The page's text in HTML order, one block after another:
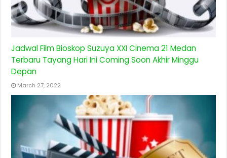
Jadwal Film Bioskop Suzuya XXI Cinema 21 Medan
Terbaru Tayang Hari Ini Coming Soon Akhir Minggu
Depan
March 27, 2022